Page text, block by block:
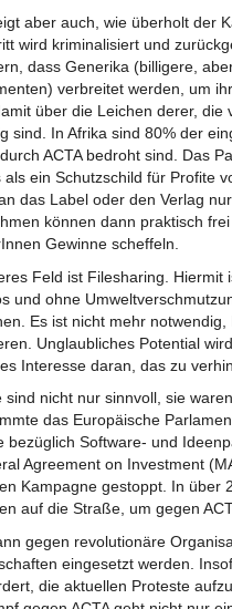
aber auch, wie überholt der
wird kriminalisiert und
dass Generika (billigere,
verbreitet werden, um
über die Leichen derer, die
sind. In Afrika sind 80% der
ACTA bedroht sind. Das
als ein Schutzschild für Profite
das Label oder den Verlag
können dann praktisch
Gewinne scheffeln.
Feld ist Filesharing.
und ohne
Es ist nicht mehr
Unglaubliches Potential
Interesse daran, das zu
sind nicht nur sinnvoll, sie
das Europäische
bezüglich Software- und
Agreement on Investment
Kampagne gestoppt. In über
auf die Straße, um gegen
gegen revolutionäre
eingesetzt werden.
die aktuellen Proteste